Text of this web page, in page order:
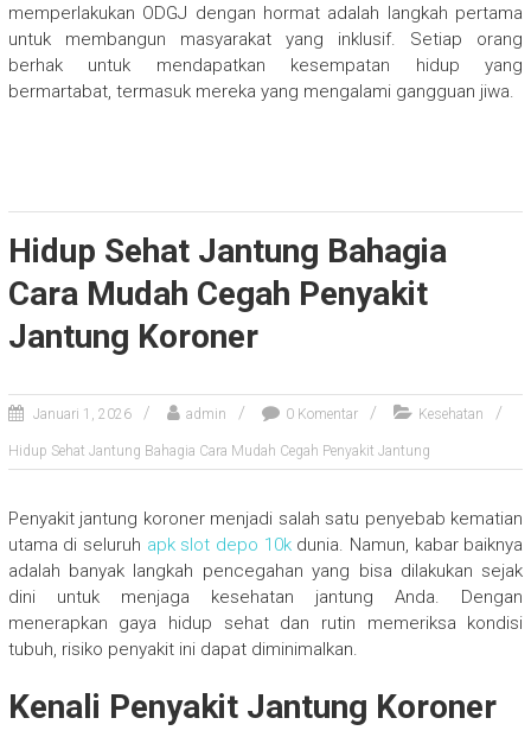
memperlakukan ODGJ dengan hormat adalah langkah pertama
untuk membangun masyarakat yang inklusif. Setiap orang
berhak untuk mendapatkan kesempatan hidup yang
bermartabat, termasuk mereka yang mengalami gangguan jiwa.
Hidup Sehat Jantung Bahagia
Cara Mudah Cegah Penyakit
Jantung Koroner
Januari 1, 2026 admin 0 Komentar Kesehatan
Hidup Sehat Jantung Bahagia Cara Mudah Cegah Penyakit Jantung
Penyakit jantung koroner menjadi salah satu penyebab kematian
utama di seluruh apk slot depo 10kdunia. Namun, kabar baiknya
adalah banyak langkah pencegahan yang bisa dilakukan sejak
dini untuk menjaga kesehatan jantung Anda. Dengan
menerapkan gaya hidup sehat dan rutin memeriksa kondisi
tubuh, risiko penyakit ini dapat diminimalkan.
Kenali Penyakit Jantung Koroner